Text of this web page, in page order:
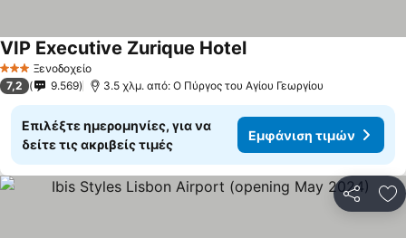
3 ΑστέριαΞενοδοχείο
VIP Executive Zurique HotelΕμφάνιση τιμών
7,2 9.569 3.5 χλμ. από: Ο Πύργος του Αγίου Γεωργίου
Επιλέξτε ημερομηνίες, για να
δείτε τις ακριβείς τιμές
Εμφάνιση τιμών